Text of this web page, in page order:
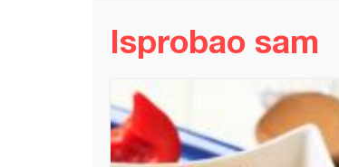
Isprobao sam